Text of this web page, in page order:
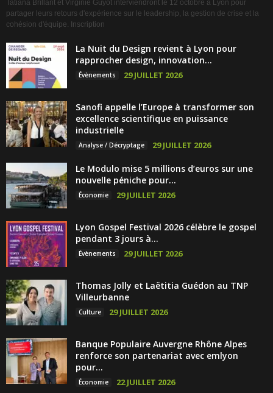
Tatiana Brillant et Virginie Guyot interviendront le 12 octobre à Lyon pour
partager leurs retours d'expérience sur le leadership, la gestion de crise et la
cohésion d'équipe. Inscription
La Nuit du Design revient à Lyon pour
rapprocher design, innovation...
Évènements 29 JUILLET 2026
Sanofi appelle l’Europe à transformer son
excellence scientifique en puissance
industrielle
Analyse / Décryptage 29 JUILLET 2026
Le Modulo mise 5 millions d’euros sur une
nouvelle péniche pour...
Économie 29 JUILLET 2026
Lyon Gospel Festival 2026 célèbre le gospel
pendant 3 jours à...
Évènements 29 JUILLET 2026
Thomas Jolly et Laëtitia Guédon au TNP
Villeurbanne
Culture 29 JUILLET 2026
Banque Populaire Auvergne Rhône Alpes
renforce son partenariat avec emlyon
pour...
Économie 22 JUILLET 2026